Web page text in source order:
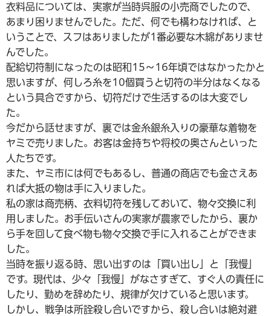
衣料品については、実家が当時呉服の小売商でしたので、
あまり困りませんでした。ただ、何でも構わなければ、と
いうことで、スフはありましたが1番必要な木綿がありませ
んでした。
配給切符制になったのは昭和15～16年頃ではなかったかと
思いますが、何しろ糸を10個買うと切符の半分はなくなる
という具合ですから、切符だけで生活するのは大変でし
た。
今だから話せますが、裏では金糸銀糸入りの豪華な着物を
ヤミで売りました。お客は金持ちや将校の奥さんといった
人たちです。
また、ヤミ市には何でもあるし、普通の商店でも金さえあ
れば大抵の物は手に入りました。
私の家は商売柄、衣料切符を残しておいて、物々交換に利
用しました。お手伝いさんの実家が農家でしたから、裏か
ら手を回して食べ物も物々交換で手に入れることができま
した。
当時を振り返る時、思い出すのは「買い出し」と「我慢」
です。現代は、少々「我慢」がなさすぎて、すぐ人の責任に
したり、勤めを辞めたり、規律が欠けていると思います。
しかし、戦争は所詮殺し合いですから、殺し合いは絶対避